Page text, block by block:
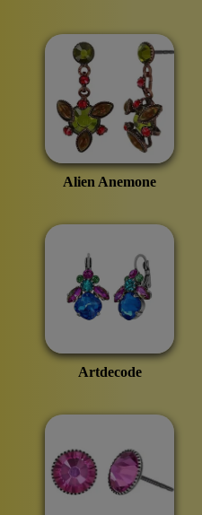
Alien Anemone
Artdecode